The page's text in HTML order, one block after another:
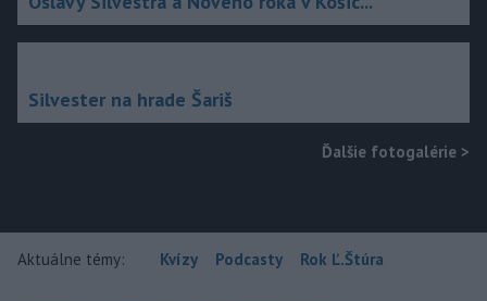
Silvester na hrade Šariš
Ďalšie fotogalérie >
Aktuálne témy: Kvízy Podcasty Rok Ľ.Štúra